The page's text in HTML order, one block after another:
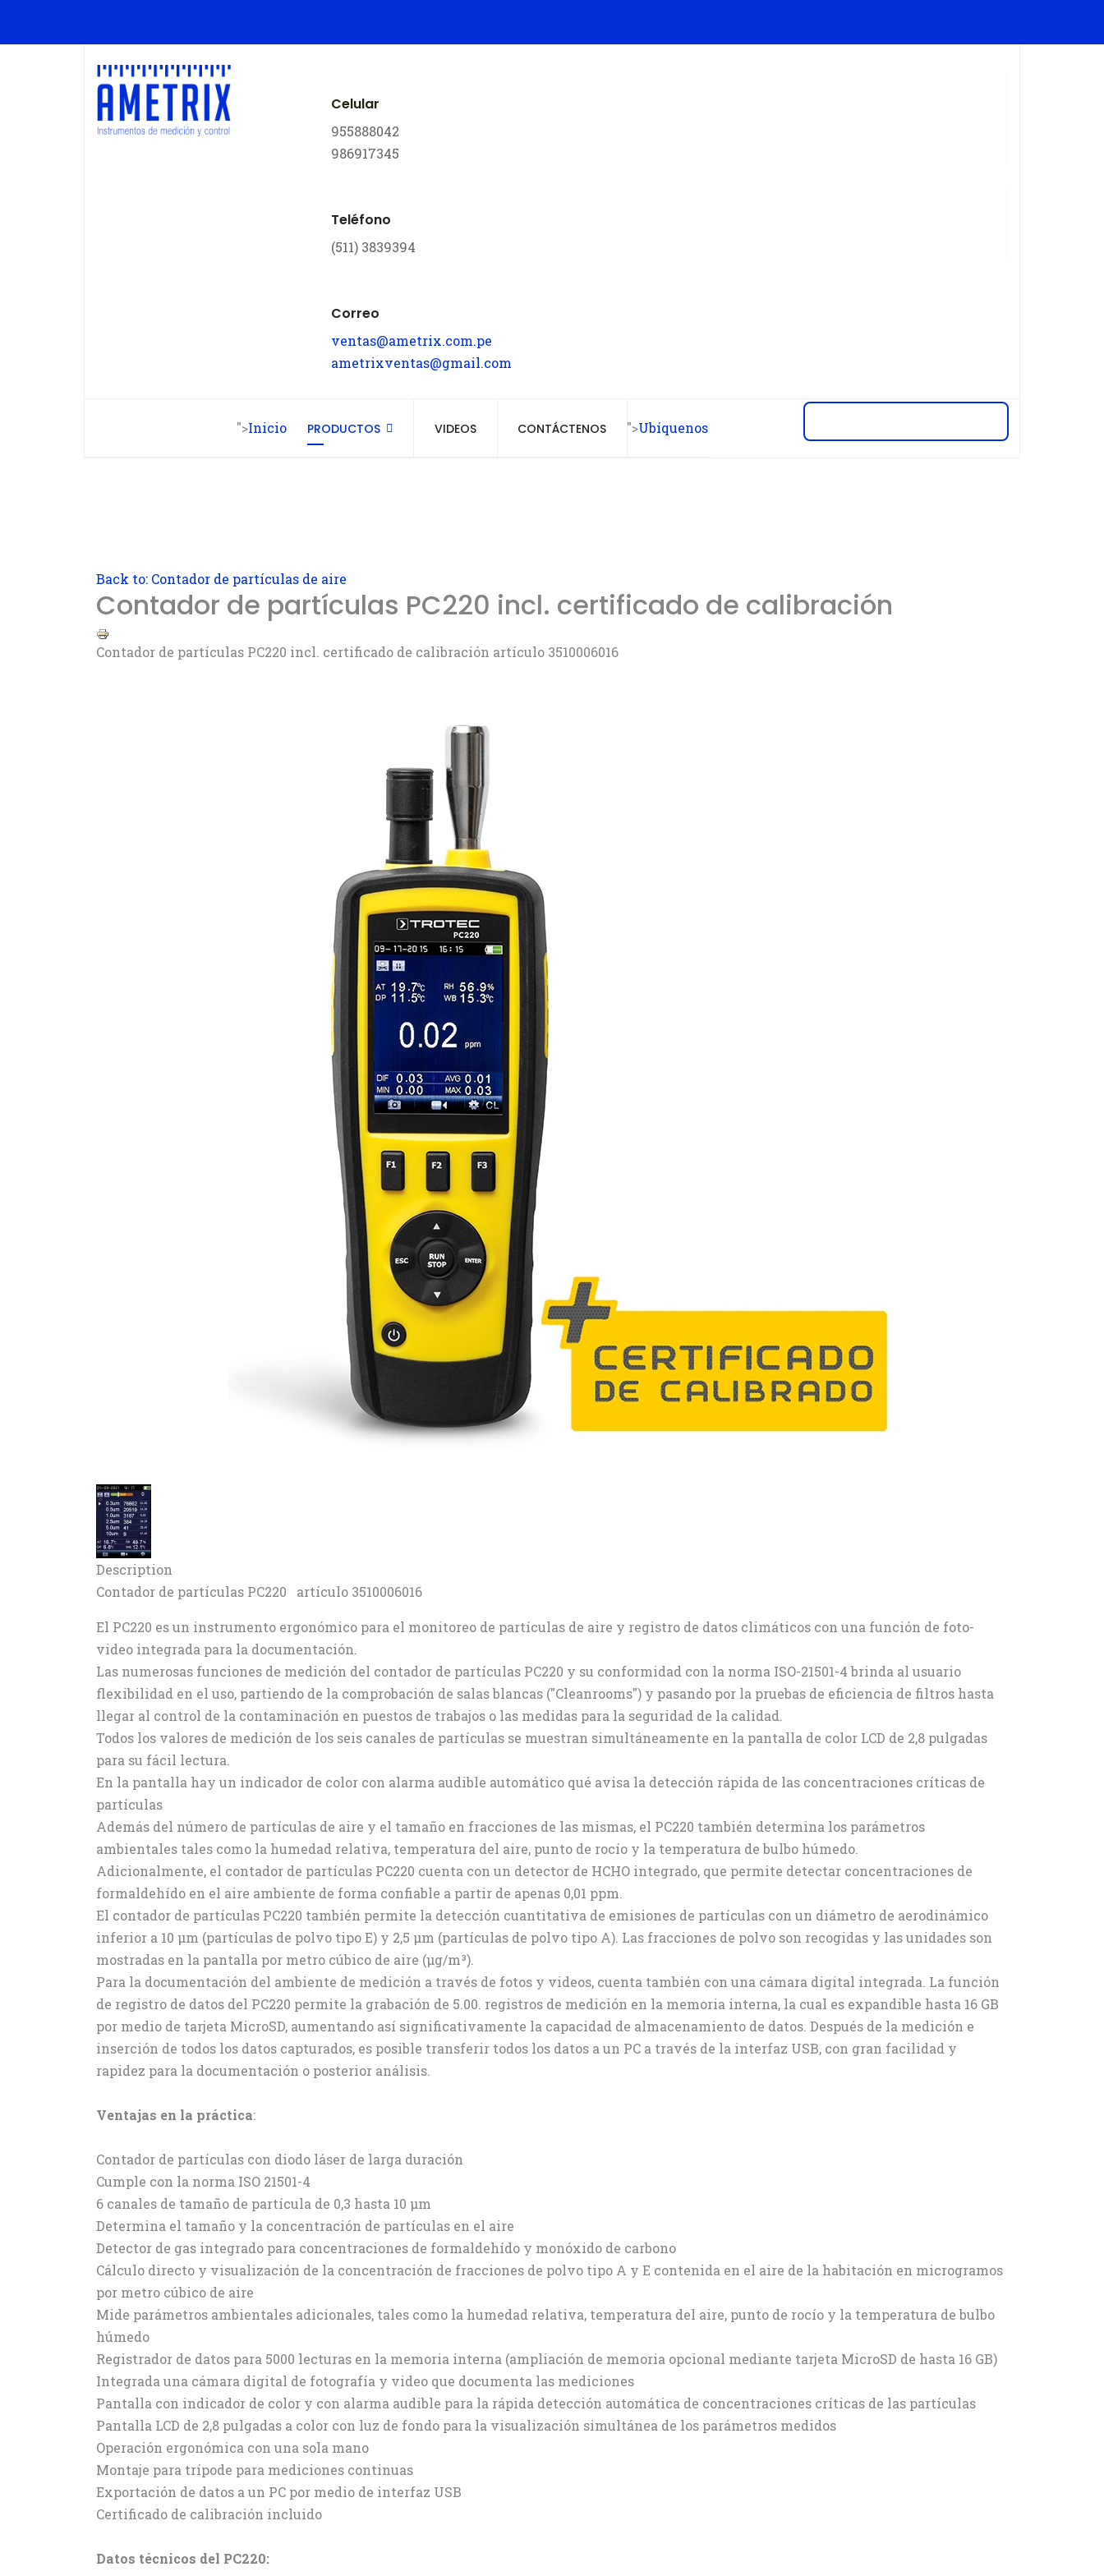
Celular
955888042
986917345
Teléfono
(511) 3839394
Correo
ventas@ametrix.com.pe
ametrixventas@gmail.com
">Inicio PRODUCTOS VIDEOS CONTÁCTENOS ">Ubíquenos
Back to: Contador de partículas de aire
Contador de partículas PC220 incl. certificado de calibración
Contador de partículas PC220 incl. certificado de calibración artículo 3510006016
Description
Contador de partículas PC220 artículo 3510006016
El PC220 es un instrumento ergonómico para el monitoreo de partículas de aire y registro de datos climáticos con una función de foto-
video integrada para la documentación.
Las numerosas funciones de medición del contador de partículas PC220 y su conformidad con la norma ISO-21501-4 brinda al usuario
flexibilidad en el uso, partiendo de la comprobación de salas blancas ("Cleanrooms") y pasando por la pruebas de eficiencia de filtros hasta
llegar al control de la contaminación en puestos de trabajos o las medidas para la seguridad de la calidad.
Todos los valores de medición de los seis canales de partículas se muestran simultáneamente en la pantalla de color LCD de 2,8 pulgadas
para su fácil lectura.
En la pantalla hay un indicador de color con alarma audible automático qué avisa la detección rápida de las concentraciones críticas de
partículas
Además del número de partículas de aire y el tamaño en fracciones de las mismas, el PC220 también determina los parámetros
ambientales tales como la humedad relativa, temperatura del aire, punto de rocío y la temperatura de bulbo húmedo.
Adicionalmente, el contador de partículas PC220 cuenta con un detector de HCHO integrado, que permite detectar concentraciones de
formaldehído en el aire ambiente de forma confiable a partir de apenas 0,01 ppm.
El contador de partículas PC220 también permite la detección cuantitativa de emisiones de partículas con un diámetro de aerodinámico
inferior a 10 μm (partículas de polvo tipo E) y 2,5 μm (partículas de polvo tipo A). Las fracciones de polvo son recogidas y las unidades son
mostradas en la pantalla por metro cúbico de aire (μg/m³).
Para la documentación del ambiente de medición a través de fotos y videos, cuenta también con una cámara digital integrada. La función
de registro de datos del PC220 permite la grabación de 5.00. registros de medición en la memoria interna, la cual es expandible hasta 16 GB
por medio de tarjeta MicroSD, aumentando así significativamente la capacidad de almacenamiento de datos. Después de la medición e
inserción de todos los datos capturados, es posible transferir todos los datos a un PC a través de la interfaz USB, con gran facilidad y
rapidez para la documentación o posterior análisis.
Ventajas en la práctica:
Contador de partículas con diodo láser de larga duración
Cumple con la norma ISO 21501-4
6 canales de tamaño de partícula de 0,3 hasta 10 μm
Determina el tamaño y la concentración de partículas en el aire
Detector de gas integrado para concentraciones de formaldehído y monóxido de carbono
Cálculo directo y visualización de la concentración de fracciones de polvo tipo A y E contenida en el aire de la habitación en microgramos
por metro cúbico de aire
Mide parámetros ambientales adicionales, tales como la humedad relativa, temperatura del aire, punto de rocío y la temperatura de bulbo
húmedo
Registrador de datos para 5000 lecturas en la memoria interna (ampliación de memoria opcional mediante tarjeta MicroSD de hasta 16 GB)
Integrada una cámara digital de fotografía y video que documenta las mediciones
Pantalla con indicador de color y con alarma audible para la rápida detección automática de concentraciones críticas de las partículas
Pantalla LCD de 2,8 pulgadas a color con luz de fondo para la visualización simultánea de los parámetros medidos
Operación ergonómica con una sola mano
Montaje para trípode para mediciones continuas
Exportación de datos a un PC por medio de interfaz USB
Certificado de calibración incluido
Datos técnicos del PC220: